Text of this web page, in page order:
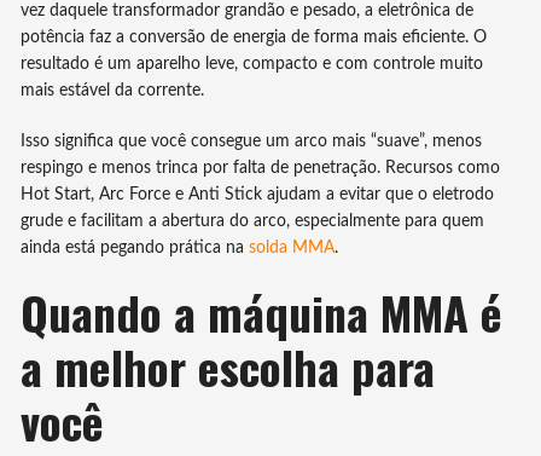
vez daquele transformador grandão e pesado, a eletrônica de
potência faz a conversão de energia de forma mais eficiente. O
resultado é um aparelho leve, compacto e com controle muito
mais estável da corrente.
Isso significa que você consegue um arco mais “suave”, menos
respingo e menos trinca por falta de penetração. Recursos como
Hot Start, Arc Force e Anti Stick ajudam a evitar que o eletrodo
grude e facilitam a abertura do arco, especialmente para quem
ainda está pegando prática nasolda MMA.
Quando a máquina MMA é
a melhor escolha para
você